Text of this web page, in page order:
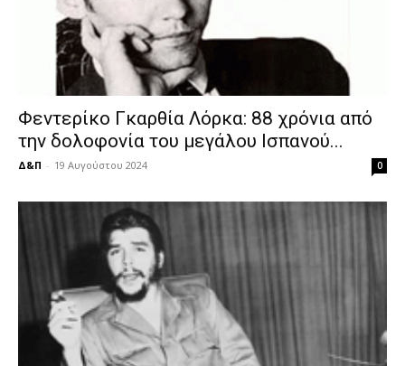
Φεντερίκο Γκαρθία Λόρκα: 88 χρόνια από
την δολοφονία του μεγάλου Ισπανού...
Δ&Π - 19 Αυγούστου 2024 0